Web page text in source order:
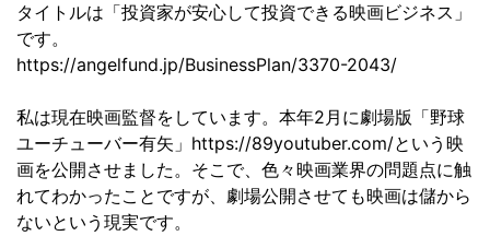
タイトルは「投資家が安心して投資できる映画ビジネス」
です。
https://angelfund.jp/BusinessPlan/3370-2043/
私は現在映画監督をしています。本年2月に劇場版「野球
ユーチューバー有矢」https://89youtuber.com/という映
画を公開させました。そこで、色々映画業界の問題点に触
れてわかったことですが、劇場公開させても映画は儲から
ないという現実です。